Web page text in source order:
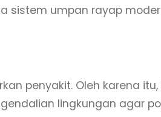
sistem umpan rayap
penyakit. Oleh karena
lingkungan agar